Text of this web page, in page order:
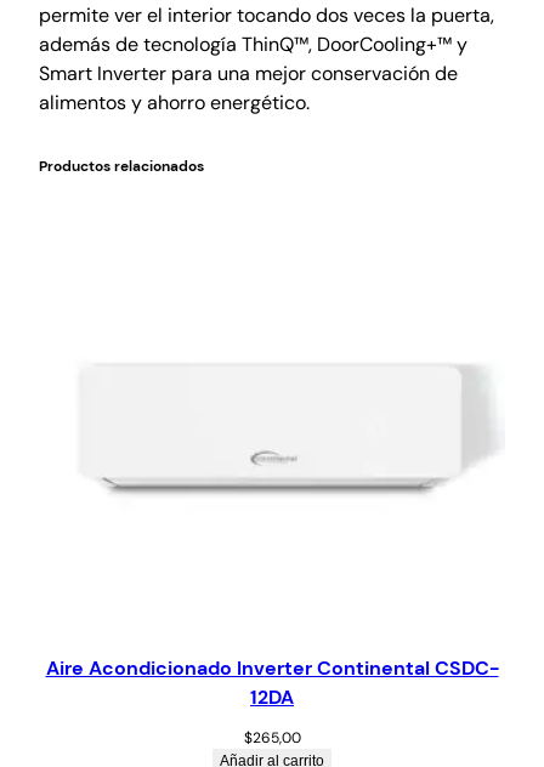
permite ver el interior tocando dos veces la puerta,
además de tecnología ThinQ™, DoorCooling+™ y
Smart Inverter para una mejor conservación de
alimentos y ahorro energético.
Productos relacionados
Aire Acondicionado Inverter Continental CSDC-
12DA
$265,00
Añadir al carrito